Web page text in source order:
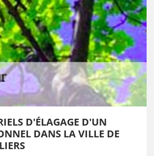
D'ÉLAGAGE D'UN
DANS LA VILLE DE